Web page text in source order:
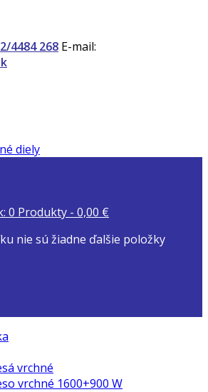
4484 268 E-mail:
0 Produkty - 0,00 €
nie sú žiadne ďalšie položky
vrchné
vrchné 1600+900 W